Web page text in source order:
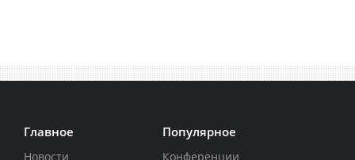
Главное
Новости
Популярное
Конференции